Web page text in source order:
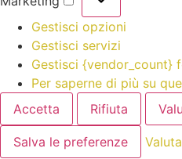
Gestisci opzioni
Gestisci servizi
Gestisci {vendor_count}
Per saperne di più su
Accetta
Rifiuta
Salva le preferenze